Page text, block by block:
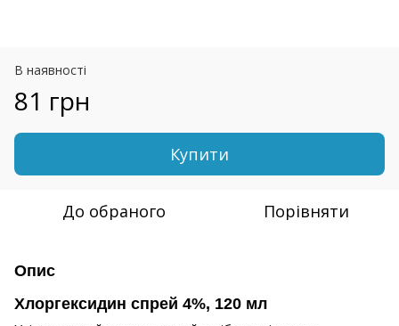
В наявності
81 грн
Купити
До обраного Порівняти
Опис
Хлоргексидин спрей 4%, 120 мл